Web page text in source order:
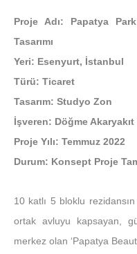
Proje Adı: Papatya
Tasarımı
Yeri: Esenyurt, İstanbul
Türü: Ticaret
Tasarım: Studyo Zon
İşveren: Döğme
Proje Yılı: Temmuz 2022
Durum: Konsept Proje
10 katlı 5 bloklu
ortak avluyu kapsayan,
merkez olan ‘Papatya